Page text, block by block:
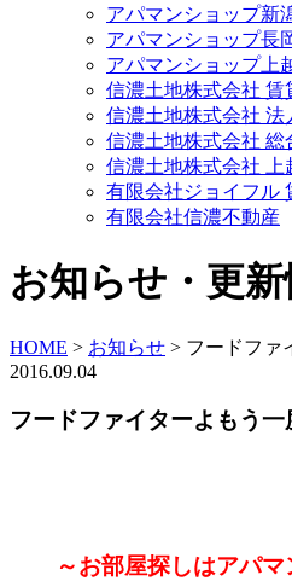
アパマンショップ新
アパマンショップ長
アパマンショップ上
信濃土地株式会社 賃
信濃土地株式会社 法
信濃土地株式会社 総
信濃土地株式会社 上
有限会社ジョイフル
有限会社信濃不動産
お知らせ・更新
HOME > お知らせ > フードフ
2016.09.04
フードファイターよも
～お部屋探しはアパマ